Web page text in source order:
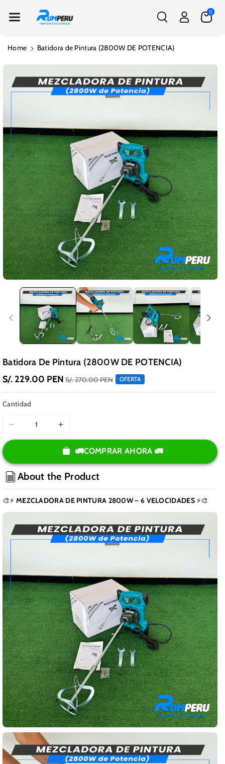
Nte Al Conte
Nido
0
Home Batidora de Pintura (2800W DE POTENCIA)
Ir
Información
Batidora De Pintura (2800W DE POTENCIA)
S/. 229.00 PEN S/. 270.00 PEN OFERTA
Cantidad
Reducir
cantidad
Batidora
de
Pintura
(2800W
DE
Aumentar
cantidad
para
Batidora
de
(2800W
DE
🚛COMPRAR AHORA 🚛
About the Product
🎨⚡ MEZCLADORA DE PINTURA 2800W – 6 VELOCIDADES⚡🎨